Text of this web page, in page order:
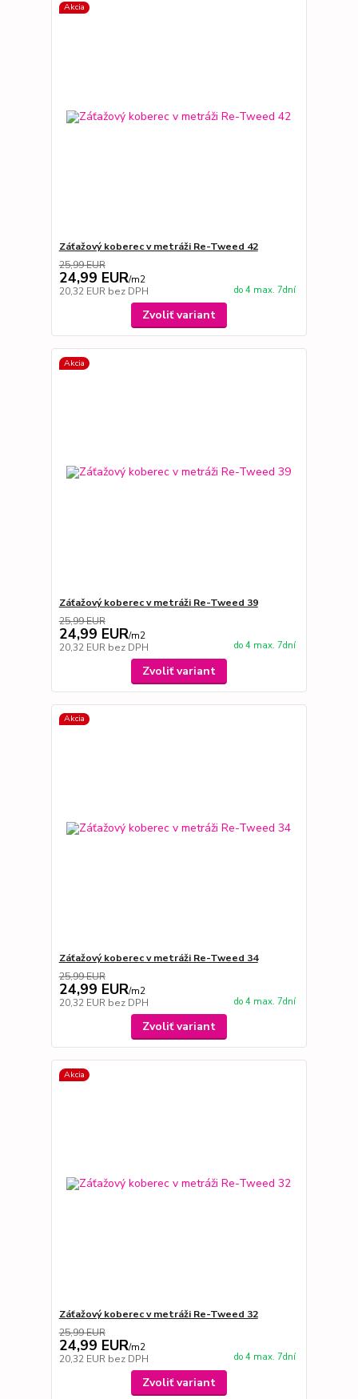
Akcia
Záťažový koberec v metráži Re-Tweed 42
25,99 EUR
24,99 EUR/m2
20,32 EUR bez DPH do 4 max. 7dní
Zvoliť variant
Akcia
Záťažový koberec v metráži Re-Tweed 39
25,99 EUR
24,99 EUR/m2
20,32 EUR bez DPH do 4 max. 7dní
Zvoliť variant
Akcia
Záťažový koberec v metráži Re-Tweed 34
25,99 EUR
24,99 EUR/m2
20,32 EUR bez DPH do 4 max. 7dní
Zvoliť variant
Akcia
Záťažový koberec v metráži Re-Tweed 32
25,99 EUR
24,99 EUR/m2
20,32 EUR bez DPH do 4 max. 7dní
Zvoliť variant